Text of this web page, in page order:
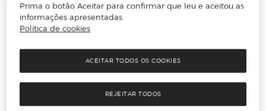
Prima o botão Aceitar para confirmar que leu e aceitou as
informações apresentadas.
Política de cookies
REJEITAR TODOS
ACEITAR TODOS OS COOKIES